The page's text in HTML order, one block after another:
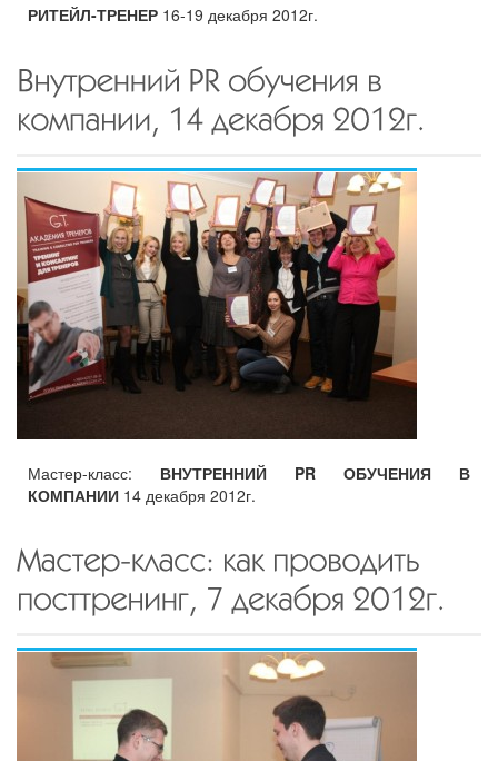
РИТЕЙЛ-ТРЕНЕР 16-19 декабря 2012г.
Мастер-класс: ВНУТРЕННИЙ PR ОБУЧЕНИЯ В
КОМПАНИИ 14 декабря 2012г.